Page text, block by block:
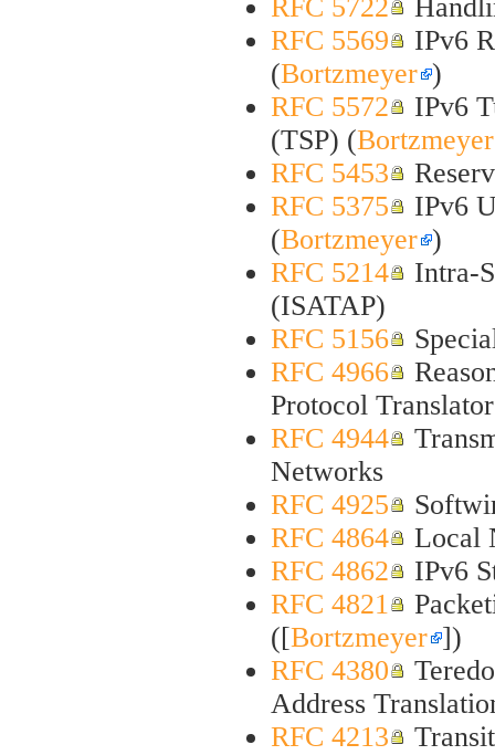
RFC 5722
RFC 5569
IPv6
(Bortzmeyer )
RFC 5572
IPv6
(TSP) (Bortzmeyer
RFC 5453
RFC 5375
IPv6
(Bortzmeyer )
RFC 5214
Intra-
(ISATAP)
RFC 5156
RFC 4966
Protocol
RFC 4944
Networks
RFC 4925
RFC 4864
Local
RFC 4862
IPv6
RFC 4821
([Bortzmeyer ])
RFC 4380
Address
RFC 4213